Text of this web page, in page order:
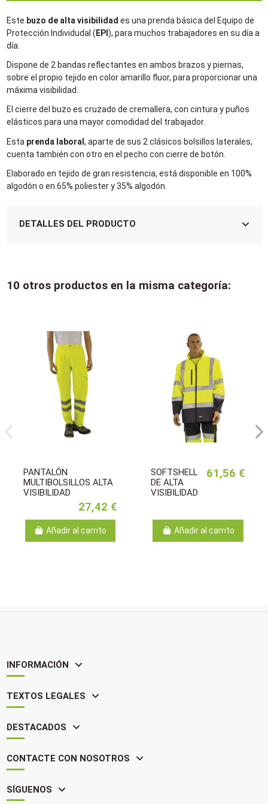
Este buzo de alta visibilidad es una prenda básica del Equipo de
Protección Individudal ( EPI ), para muchos trabajadores en su día a
día.
Dispone de 2 bandas reflectantes en ambos brazos y piernas,
sobre el propio tejido en color amarillo fluor, para proporcionar una
máxima visibilidad.
El cierre del buzo es cruzado de cremallera, con cintura y puños
elásticos para una mayor comodidad del trabajador.
Esta prenda laboral , aparte de sus 2 clásicos bolsillos laterales,
cuenta también con otro en el pecho con cierre de botón.
Elaborado en tejido de gran resistencia, está disponible en 100%
algodón o en 65% poliester y 35% algodón.
DETALLES DEL PRODUCTO
10 otros productos en la misma categoría:
PANTALÓN
MULTIBOLSILLOS ALTA
VISIBILIDAD
27,42 €
Añadir al carrito
SOFTSHELL
DE ALTA
VISIBILIDAD
61,56 €
Añadir al carrito
INFORMACIÓN
TEXTOS LEGALES
DESTACADOS
CONTACTE CON NOSOTROS
SÍGUENOS